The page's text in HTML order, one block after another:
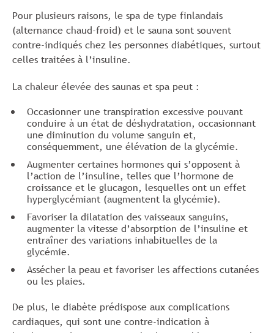
Pour plusieurs raisons, le spa de type finlandais
(alternance chaud-froid) et le sauna sont souvent
contre-indiqués chez les personnes diabétiques, surtout
celles traitées à l’insuline.
La chaleur élevée des saunas et spa peut :
Occasionner une transpiration excessive pouvant
conduire à un état de déshydratation, occasionnant
une diminution du volume sanguin et,
conséquemment, une élévation de la glycémie.
Augmenter certaines hormones qui s’opposent à
l’action de l’insuline, telles que l’hormone de
croissance et le glucagon, lesquelles ont un effet
hyperglycémiant (augmentent la glycémie).
Favoriser la dilatation des vaisseaux sanguins,
augmenter la vitesse d’absorption de l’insuline et
entraîner des variations inhabituelles de la
glycémie.
Assécher la peau et favoriser les affections cutanées
ou les plaies.
De plus, le diabète prédispose aux complications
cardiaques, qui sont une contre-indication à